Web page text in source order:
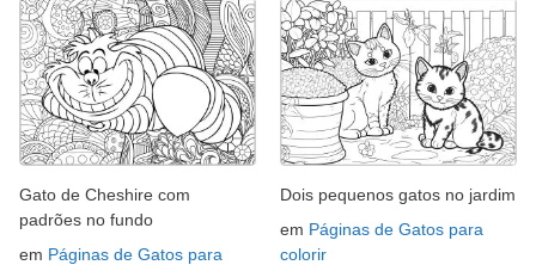
Gato de Cheshire com
padrões no fundo
em Páginas de Gatos para
Dois pequenos gatos no jardim
em Páginas de Gatos para
colorir